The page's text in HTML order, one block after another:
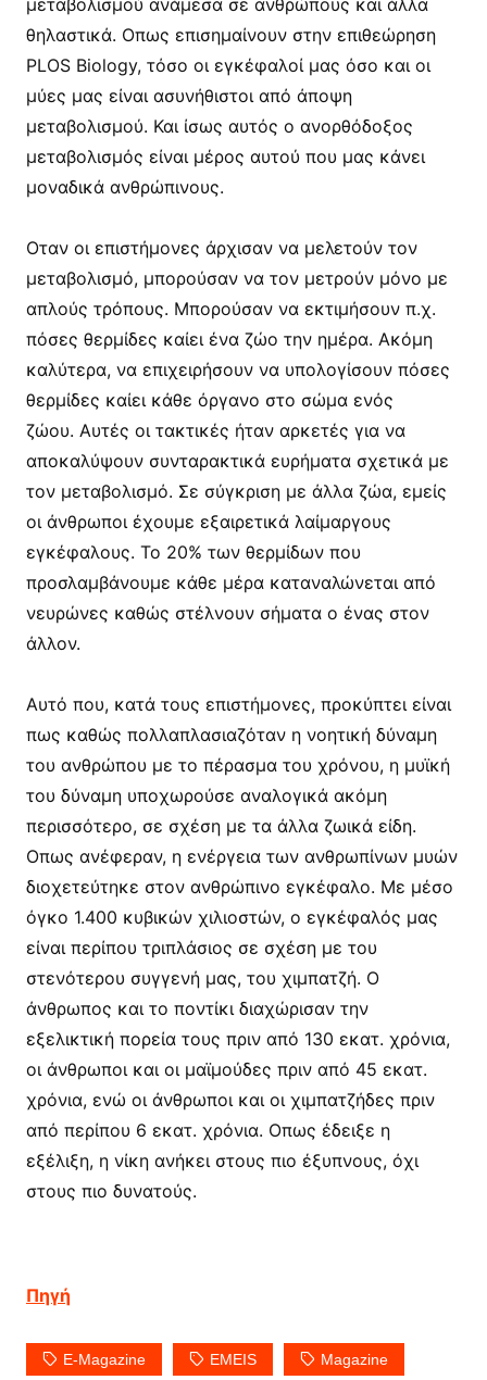
μεταβολισμού ανάμεσα σε ανθρώπους και άλλα
θηλαστικά. Οπως επισημαίνουν στην επιθεώρηση
PLOS Biology, τόσο οι εγκέφαλοί μας όσο και οι
μύες μας είναι ασυνήθιστοι από άποψη
μεταβολισμού. Και ίσως αυτός ο ανορθόδοξος
μεταβολισμός είναι μέρος αυτού που μας κάνει
μοναδικά ανθρώπινους.
Οταν οι επιστήμονες άρχισαν να μελετούν τον
μεταβολισμό, μπορούσαν να τον μετρούν μόνο με
απλούς τρόπους. Μπορούσαν να εκτιμήσουν π.χ.
πόσες θερμίδες καίει ένα ζώο την ημέρα. Ακόμη
καλύτερα, να επιχειρήσουν να υπολογίσουν πόσες
θερμίδες καίει κάθε όργανο στο σώμα ενός
ζώου. Αυτές οι τακτικές ήταν αρκετές για να
αποκαλύψουν συνταρακτικά ευρήματα σχετικά με
τον μεταβολισμό. Σε σύγκριση με άλλα ζώα, εμείς
οι άνθρωποι έχουμε εξαιρετικά λαίμαργους
εγκέφαλους. Το 20% των θερμίδων που
προσλαμβάνουμε κάθε μέρα καταναλώνεται από
νευρώνες καθώς στέλνουν σήματα ο ένας στον
άλλον.
Αυτό που, κατά τους επιστήμονες, προκύπτει είναι
πως καθώς πολλαπλασιαζόταν η νοητική δύναμη
του ανθρώπου με το πέρασμα του χρόνου, η μυϊκή
του δύναμη υποχωρούσε αναλογικά ακόμη
περισσότερο, σε σχέση με τα άλλα ζωικά είδη.
Οπως ανέφεραν, η ενέργεια των ανθρωπίνων μυών
διοχετεύτηκε στον ανθρώπινο εγκέφαλο. Με μέσο
όγκο 1.400 κυβικών χιλιοστών, ο εγκέφαλός μας
είναι περίπου τριπλάσιος σε σχέση με του
στενότερου συγγενή μας, του χιμπατζή. Ο
άνθρωπος και το ποντίκι διαχώρισαν την
εξελικτική πορεία τους πριν από 130 εκατ. χρόνια,
οι άνθρωποι και οι μαϊμούδες πριν από 45 εκατ.
χρόνια, ενώ οι άνθρωποι και οι χιμπατζήδες πριν
από περίπου 6 εκατ. χρόνια. Οπως έδειξε η
εξέλιξη, η νίκη ανήκει στους πιο έξυπνους, όχι
στους πιο δυνατούς.
Πηγή
E-Magazine EMEIS Magazine